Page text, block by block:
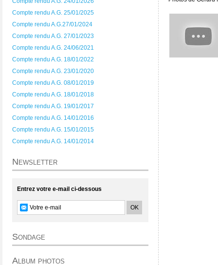
Compte rendu A.G. 25/01/2025
Compte rendu A.G.27/01/2024
Compte rendu A.G. 27/01/2023
Compte rendu A.G. 24/06/2021
Compte rendu A.G. 18/01/2022
Compte rendu A.G. 23/01/2020
Compte rendu A.G. 08/01/2019
Compte rendu A.G. 18/01/2018
Compte rendu A.G. 19/01/2017
Compte rendu A.G. 14/01/2016
Compte rendu A.G. 15/01/2015
Compte rendu A.G. 14/01/2014
Newsletter
Entrez votre e-mail ci-dessous
Sondage
Album photos